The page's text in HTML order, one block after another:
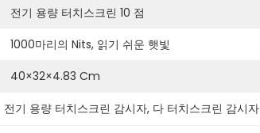
전기 용량 터치스크린 10 점
1000마리의 Nits, 읽기 쉬운 햇빛
40×32×4.83 Cm
전기 용량 터치스크린 감시자, 다 터치스크린 감시자